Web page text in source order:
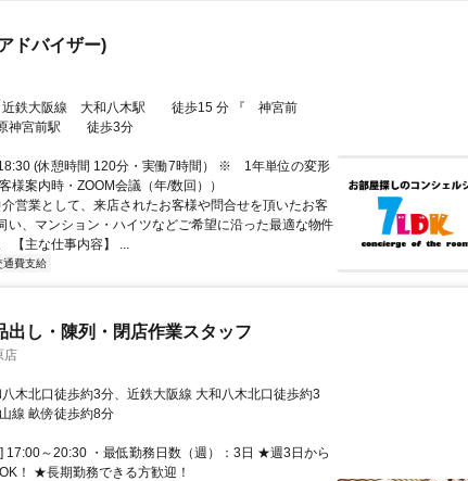
ドバイザー)
神宮前駅 徒歩3分
(休憩時間 120分・実働7時間） ※ 1年単位の変形
案内時・ZOOM会議（年/数回））
営業として、来店されたお客様や問合せを頂いたお客
い、マンション・ハイツなどご希望に沿った最適な物件
【主な仕事内容】 ...
通費支給
出し・陳列・閉店作業スタッフ
店
木北口徒歩約3分、近鉄大阪線 大和八木北口徒歩約3
線 畝傍徒歩約8分
17:00～20:30 ・最低勤務日数（週）：3日 ★週3日から
！ ★長期勤務できる方歓迎！